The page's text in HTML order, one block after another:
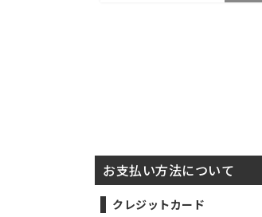
お支払い方法について
クレジットカード